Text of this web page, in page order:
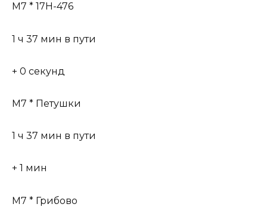
М7 * 17Н-476
1 ч 37 мин в пути
+ 0 секунд
М7 * Петушки
1 ч 37 мин в пути
+ 1 мин
М7 * Грибово